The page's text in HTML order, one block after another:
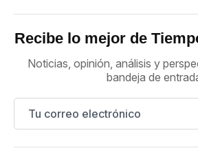
Recibe lo mejor de
Noticias, opinión, análisis y
bandeja de